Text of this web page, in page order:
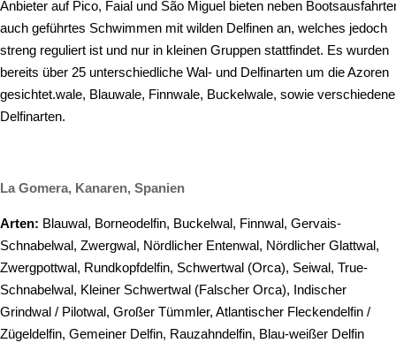
Anbieter auf Pico, Faial und São Miguel bieten neben
auch geführtes Schwimmen mit wilden Delfinen an, welches jedoch
streng reguliert ist und nur in kleinen Gruppen stattfindet. Es wurden
bereits über 25 unterschiedliche Wal- und Delfinarten um die Azoren
gesichtet.wale, Blauwale, Finnwale, Buckelwale, sowie verschiedene
Delfinarten.
La Gomera, Kanaren, Spanien
Arten: Blauwal, Borneodelfin, Buckelwal, Finnwal, Gervais-
Schnabelwal, Zwergwal, Nördlicher Entenwal, Nördlicher Glattwal,
Zwergpottwal, Rundkopfdelfin, Schwertwal (Orca), Seiwal, True-
Schnabelwal, Kleiner Schwertwal (Falscher Orca), Indischer
Grindwal / Pilotwal, Großer Tümmler, Atlantischer Fleckendelfin /
Zügeldelfin, Gemeiner Delfin, Rauzahndelfin, Blau-weißer Delfin